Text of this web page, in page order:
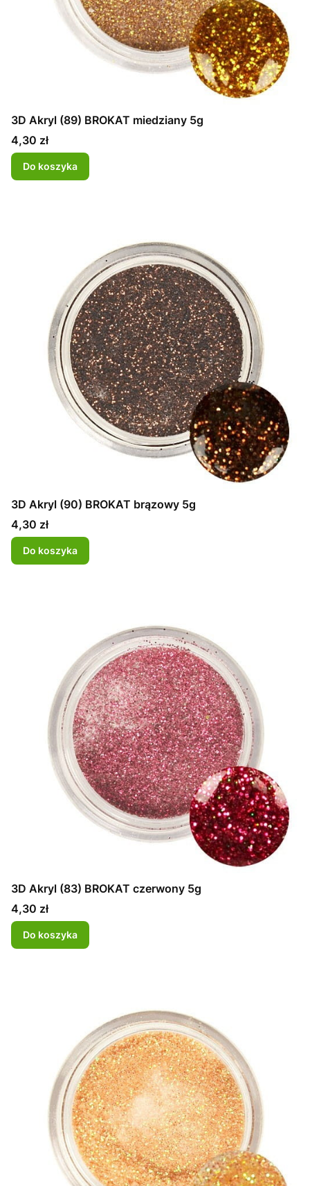
3D Akryl (89) BROKAT miedziany 5g
Cena
4,30 zł
Do koszyka
3D Akryl (90) BROKAT brązowy 5g
Cena
4,30 zł
Do koszyka
3D Akryl (83) BROKAT czerwony 5g
Cena
4,30 zł
Do koszyka